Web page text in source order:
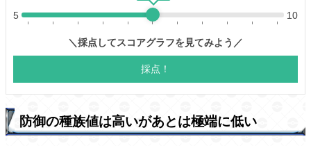
防御の種族値は高いがあとは極端に低い